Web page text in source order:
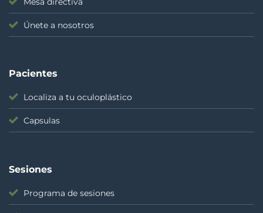
Únete a nosotros
Pacientes
Localiza a tu oculoplástico
Capsulas
Sesiones
Programa de sesiones